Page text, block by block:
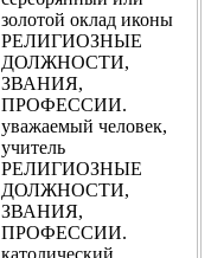
золотой оклад иконы
РЕЛИГИОЗНЫЕ
ДОЛЖНОСТИ,
ЗВАНИЯ,
ПРОФЕССИИ.
уважаемый человек,
учитель
РЕЛИГИОЗНЫЕ
ДОЛЖНОСТИ,
ЗВАНИЯ,
ПРОФЕССИИ.
католический